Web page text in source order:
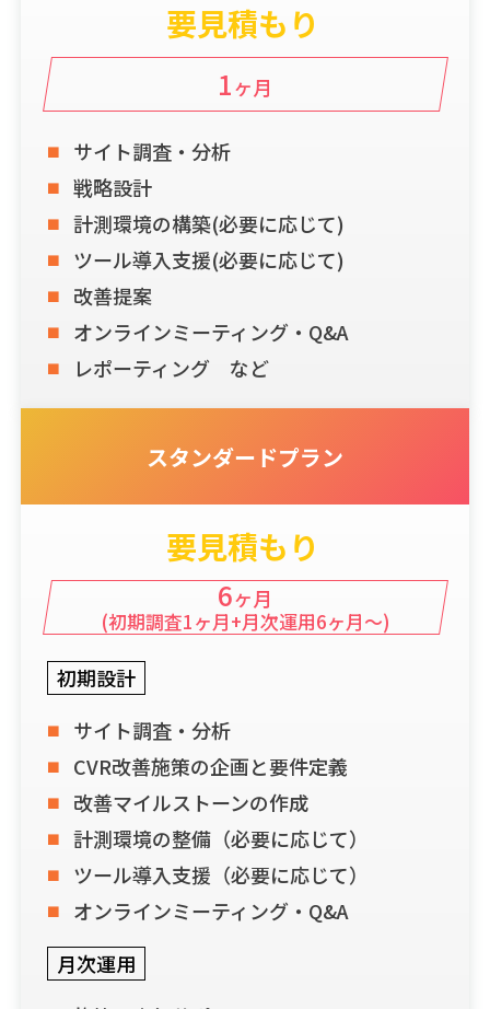
要見積もり
1ヶ月
サイト調査・分析
戦略設計
計測環境の構築(必要に応じて)
ツール導入支援(必要に応じて)
改善提案
オンラインミーティング・Q&A
レポーティング など
スタンダードプラン
要見積もり
6ヶ月
(初期調査1ヶ月+月次運用6ヶ月〜)
初期設計
サイト調査・分析
CVR改善施策の企画と要件定義
改善マイルストーンの作成
計測環境の整備（必要に応じて）
ツール導入支援（必要に応じて）
オンラインミーティング・Q&A
月次運用